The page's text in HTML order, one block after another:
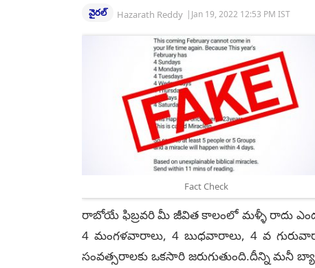
వైరల్ Hazarath Reddy | Jan 19, 2022 12:53 PM IST
Fact Check
రాబోయే ఫిబ్రవరి మీ జీవిత కాలంలో మళ్ళీ రాదు
4 మంగళవారాలు, 4 బుధవారాలు, 4 వ
సంవత్సరాలకు ఒకసారి జరుగుతుంది.దీన్ని మనీ